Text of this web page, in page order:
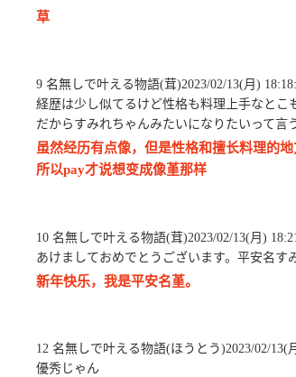
草
9 名無しで叶える物語(茸)2023/02/13(月)
経歴は少し似てるけど性格も料理上手なとこ
だからすみれちゃんみたいになりたいって言
虽然经历有点像，但是性格和擅长料理的
所以pay才说想变成像堇那样
10 名無しで叶える物語(茸)2023/02/13(月)
あけましておめでとうございます。平安名す
新年快乐，我是平安名堇。
12 名無しで叶える物語(ほうとう)2023/02/13(
優秀じゃん